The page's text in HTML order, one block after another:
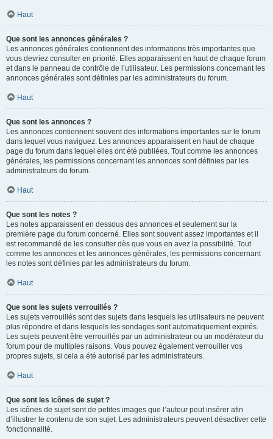
Haut
Que sont les annonces générales ?
Les annonces générales contiennent des informations très importantes que
vous devriez consulter en priorité. Elles apparaissent en haut de chaque forum
et dans le panneau de contrôle de l’utilisateur. Les permissions concernant les
annonces générales sont définies par les administrateurs du forum.
Haut
Que sont les annonces ?
Les annonces contiennent souvent des informations importantes sur le forum
dans lequel vous naviguez. Les annonces apparaissent en haut de chaque
page du forum dans lequel elles ont été publiées. Tout comme les annonces
générales, les permissions concernant les annonces sont définies par les
administrateurs du forum.
Haut
Que sont les notes ?
Les notes apparaissent en dessous des annonces et seulement sur la
première page du forum concerné. Elles sont souvent assez importantes et il
est recommandé de les consulter dès que vous en avez la possibilité. Tout
comme les annonces et les annonces générales, les permissions concernant
les notes sont définies par les administrateurs du forum.
Haut
Que sont les sujets verrouillés ?
Les sujets verrouillés sont des sujets dans lesquels les utilisateurs ne peuvent
plus répondre et dans lesquels les sondages sont automatiquement expirés.
Les sujets peuvent être verrouillés par un administrateur ou un modérateur du
forum pour de multiples raisons. Vous pouvez également verrouiller vos
propres sujets, si cela a été autorisé par les administrateurs.
Haut
Que sont les icônes de sujet ?
Les icônes de sujet sont de petites images que l’auteur peut insérer afin
d’illustrer le contenu de son sujet. Les administrateurs peuvent désactiver cette
fonctionnalité.